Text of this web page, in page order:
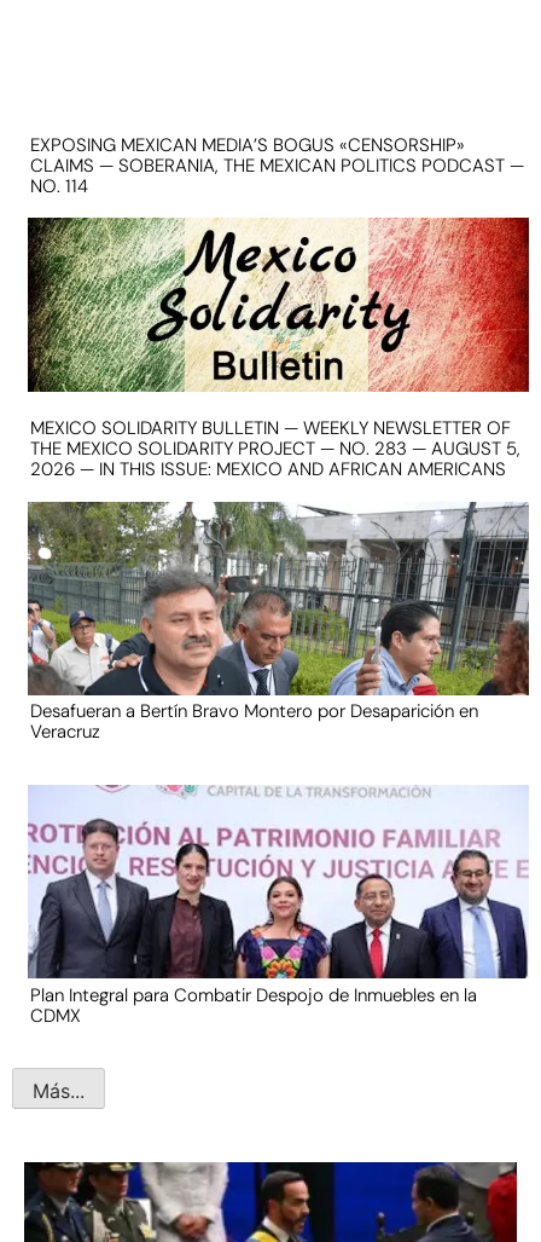
EXPOSING MEXICAN MEDIA’S BOGUS «CENSORSHIP»
CLAIMS — SOBERANIA, THE MEXICAN POLITICS PODCAST —
NO. 114
MEXICO SOLIDARITY BULLETIN — WEEKLY NEWSLETTER OF
THE MEXICO SOLIDARITY PROJECT — NO. 283 — AUGUST 5,
2026 — IN THIS ISSUE: MEXICO AND AFRICAN AMERICANS
Desafueran a Bertín Bravo Montero por Desaparición en
Veracruz
Plan Integral para Combatir Despojo de Inmuebles en la
CDMX
Más...